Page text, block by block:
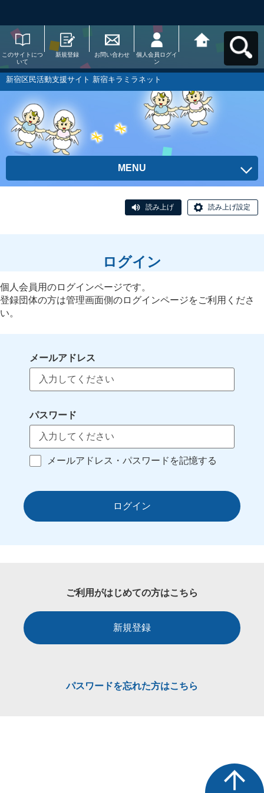
このサイトにつ
いて
新規登録 お問い合わせ
個人会員ログイ
ン
ラミラネットへ
新宿区民活動支援サイト 新宿キラミラネット
MENU
読み上げ 読み上げ設定
ログイン
個人会員用のログインページです。
登録団体の方は管理画面側のログインページをご利用くださ
い。
メールアドレス
パスワード
メールアドレス・パスワードを記憶する
ログイン
ご利用がはじめての方はこちら
新規登録
パスワードを忘れた方はこちら